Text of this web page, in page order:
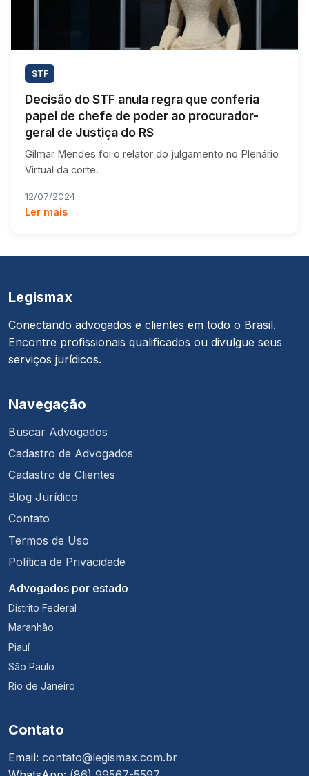
STF
Decisão do STF anula regra que conferia
papel de chefe de poder ao procurador-
geral de Justiça do RS
Gilmar Mendes foi o relator do julgamento no Plenário
Virtual da corte.
12/07/2024
Ler mais →
Legismax
Conectando advogados e clientes em todo o Brasil.
Encontre profissionais qualificados ou divulgue seus
serviços jurídicos.
Navegação
Buscar Advogados
Cadastro de Advogados
Cadastro de Clientes
Blog Jurídico
Contato
Termos de Uso
Política de Privacidade
Advogados por estado
Distrito Federal
Maranhão
Piauí
São Paulo
Rio de Janeiro
Contato
Email: contato@legismax.com.br